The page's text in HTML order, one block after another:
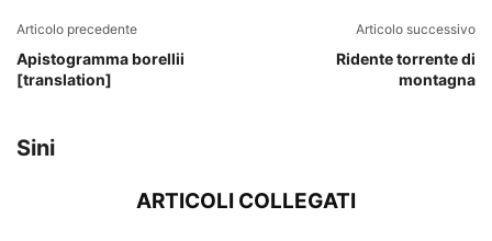
Articolo precedente
Apistogramma borellii
[translation]
Articolo successivo
Ridente torrente di
montagna
Sini
ARTICOLI COLLEGATI